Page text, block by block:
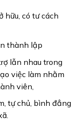
hữu, có tư cách
thành lập
lẫn nhau trong
việc làm nhằm
viên,
tự chủ, bình đẳng